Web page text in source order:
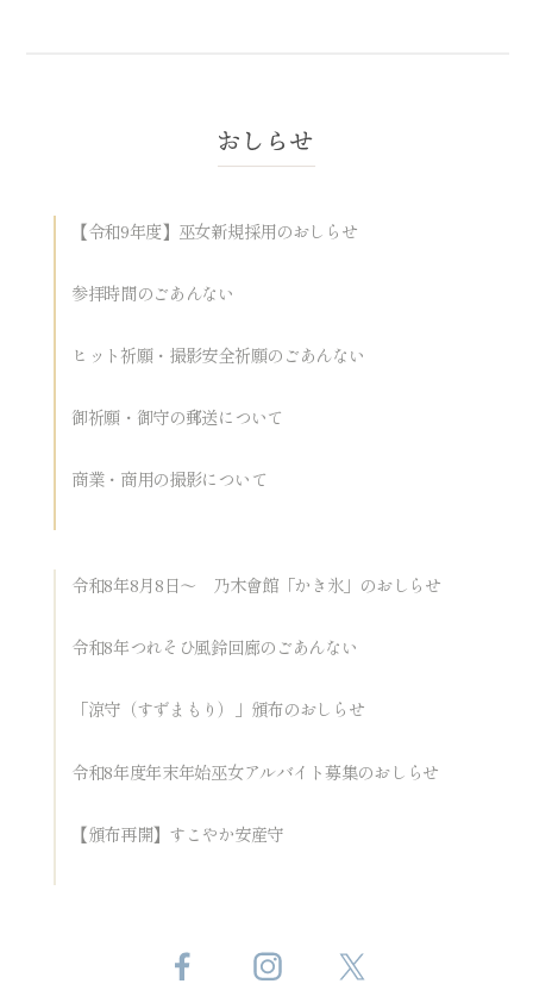
【令和9年度】巫女新規採用のおしらせ
参拝時間のごあんない
ヒット祈願・撮影安全祈願のごあんない
御祈願・御守の郵送について
商業・商用の撮影について
令和8年8月8日～ 乃木會館「かき氷」のおしらせ
令和8年つれそひ風鈴回廊のごあんない
「涼守（すずまもり）」頒布のおしらせ
令和8年度年末年始巫女アルバイト募集のおしらせ
【頒布再開】すこやか安産守